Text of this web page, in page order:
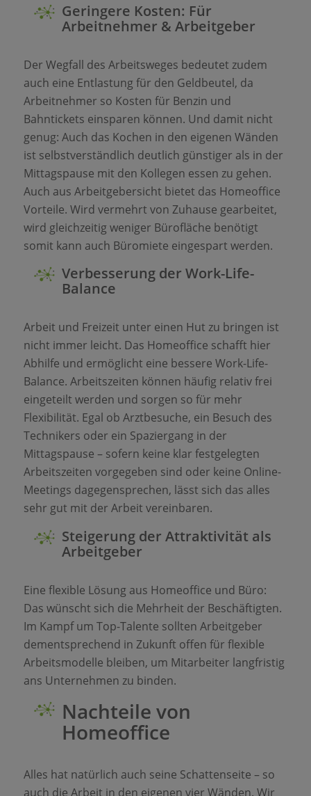
Geringere Kosten: Für
Arbeitnehmer & Arbeitgeber
Der Wegfall des Arbeitsweges bedeutet zudem
auch eine Entlastung für den Geldbeutel, da
Arbeitnehmer so Kosten für Benzin und
Bahntickets einsparen können. Und damit nicht
genug: Auch das Kochen in den eigenen Wänden
ist selbstverständlich deutlich günstiger als in der
Mittagspause mit den Kollegen essen zu gehen.
Auch aus Arbeitgebersicht bietet das Homeoffice
Vorteile. Wird vermehrt von Zuhause gearbeitet,
wird gleichzeitig weniger Bürofläche benötigt
somit kann auch Büromiete eingespart werden.
Verbesserung der Work-Life-
Balance
Arbeit und Freizeit unter einen Hut zu bringen ist
nicht immer leicht. Das Homeoffice schafft hier
Abhilfe und ermöglicht eine bessere Work-Life-
Balance. Arbeitszeiten können häufig relativ frei
eingeteilt werden und sorgen so für mehr
Flexibilität. Egal ob Arztbesuche, ein Besuch des
Technikers oder ein Spaziergang in der
Mittagspause – sofern keine klar festgelegten
Arbeitszeiten vorgegeben sind oder keine Online-
Meetings dagegensprechen, lässt sich das alles
sehr gut mit der Arbeit vereinbaren.
Steigerung der Attraktivität als
Arbeitgeber
Eine flexible Lösung aus Homeoffice und Büro:
Das wünscht sich die Mehrheit der Beschäftigten.
Im Kampf um Top-Talente sollten Arbeitgeber
dementsprechend in Zukunft offen für flexible
Arbeitsmodelle bleiben, um Mitarbeiter langfristig
ans Unternehmen zu binden.
Nachteile von
Homeoffice
Alles hat natürlich auch seine Schattenseite – so
auch die Arbeit in den eigenen vier Wänden. Wir